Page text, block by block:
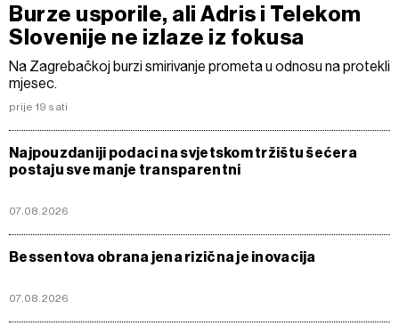
Burze usporile, ali Adris i Telekom
Slovenije ne izlaze iz fokusa
Na Zagrebačkoj burzi smirivanje prometa u odnosu na protekli
mjesec.
prije 19 sati
Najpouzdaniji podaci na svjetskom tržištu šećera
postaju sve manje transparentni
07.08.2026
Bessentova obrana jena rizična je inovacija
07.08.2026